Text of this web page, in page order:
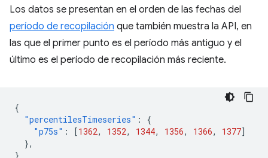
Los datos se presentan en el orden de las fechas del
período de recopilación que también muestra la API, en
las que el primer punto es el período más antiguo y el
último es el período de recopilación más reciente.
{
"percentilesTimeseries" :
{
"p75s" : [1362, 1352, 1344, 1356, 1366, 1377]
},
}